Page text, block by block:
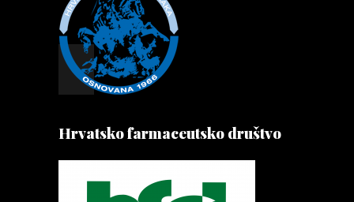
Hrvatsko farmaceutsko društvo